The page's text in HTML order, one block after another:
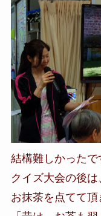
結構難しかったで
クイズ大会の後は
お抹茶を点てて頂